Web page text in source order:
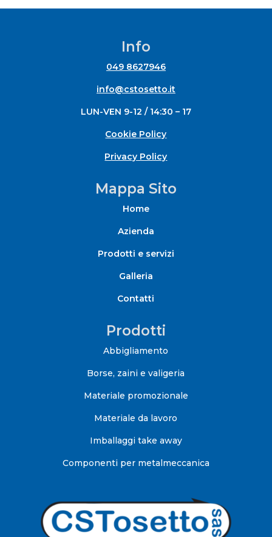
Info
049 8627946
info@cstosetto.it
LUN-VEN 9-12 / 14:30 – 17
Cookie Policy
Privacy Policy
Mappa Sito
Home
Azienda
Prodotti e servizi
Galleria
Contatti
Prodotti
Abbigliamento
Borse, zaini e valigeria
Materiale promozionale
Materiale da lavoro
Imballaggi take away
Componenti per metalmeccanica